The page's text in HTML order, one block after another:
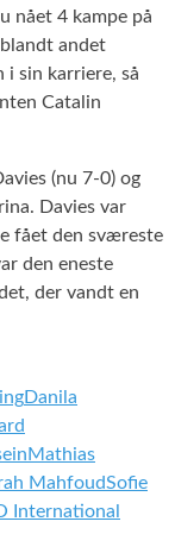
nået 4 kampe på
andet
i sin karriere, så
Catalin
(nu 7-0) og
Davies var
fået den sværeste
den eneste
der vandt en
Danila
Mathias
MahfoudSofie
International